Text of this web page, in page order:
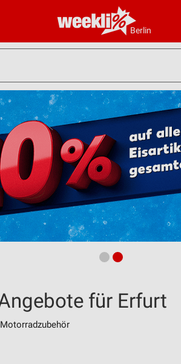
Berlin
für Erfurt